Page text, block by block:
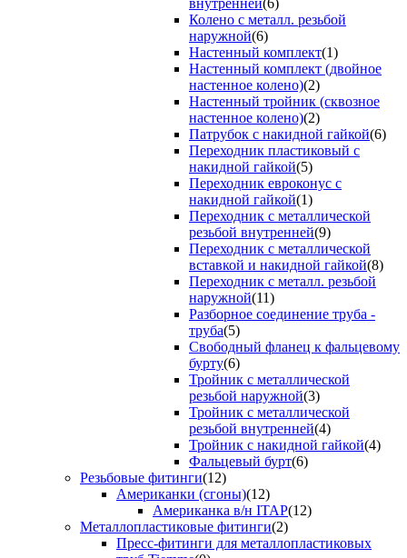
внутренней(6)
Колено с металл. резьбой
наружной(6)
Настенный комплект(1)
Настенный комплект (двойное
настенное колено)(2)
Настенный тройник (сквозное
настенное колено)(2)
Патрубок с накидной гайкой(6)
Переходник пластиковый с
накидной гайкой(5)
Переходник евроконус с
накидной гайкой(1)
Переходник с металлической
резьбой внутренней(9)
Переходник с металлической
вставкой и накидной гайкой(8)
Переходник с металл. резьбой
наружной(11)
Разборное соединение труба -
труба(5)
Свободный фланец к фальцевому
бурту(6)
Тройник с металлической
резьбой наружной(3)
Тройник с металлической
резьбой внутренней(4)
Тройник с накидной гайкой(4)
Фальцевый бурт(6)
Резьбовые фитинги(12)
Американки (сгоны)(12)
Американка в/н ITAP(12)
Металлопластиковые фитинги(2)
Пресс-фитинги для металлопластиковых